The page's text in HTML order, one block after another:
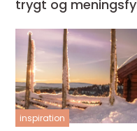
trygt og
yrke
inspiration